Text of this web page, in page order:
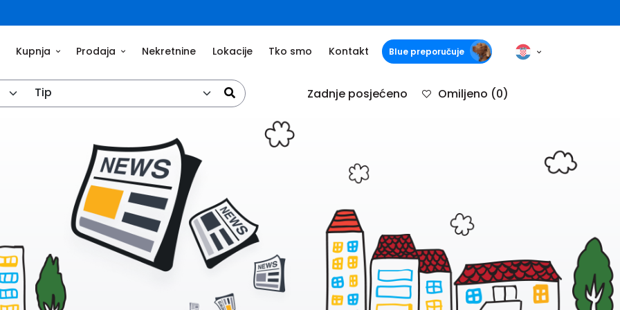
Kupnja Prodaja Nekretnine Lokacije Tko smo Kontakt Blue preporučuje
Tip Zadnje posjećeno Omiljeno (0)